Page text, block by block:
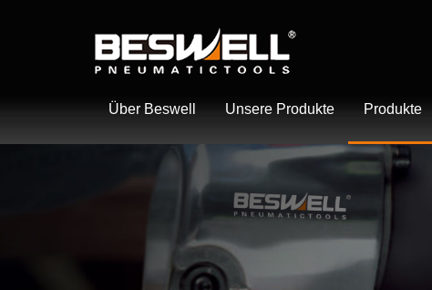
Über Beswell Unsere Produkte Produkte